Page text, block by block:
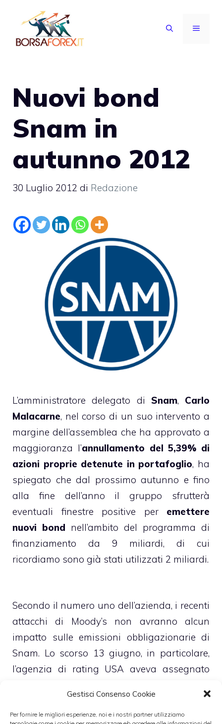
Gestisci Consenso Cookie
Per fornire le migliori esperienze, noi e i nostri partner utilizziamo
contenuto
MENU
Nuovi bond
Snam in
autunno 2012
30 Luglio 2012 di Redazione
L’amministratore delegato di Snam, Carlo
Malacarne, nel corso di un suo intervento a
margine dell’assemblea che ha approvato a
maggioranza l’annullamento del 5,39% di
azioni proprie detenute in portafoglio, ha
spiegato che dal prossimo autunno e fino
alla fine dell’anno il gruppo sfrutterà
eventuali finestre positive per emettere
nuovi bond nell’ambito del programma di
finanziamento da 9 miliardi, di cui
ricordiamo sono già stati utilizzati 2 miliardi.
Secondo il numero uno dell’azienda, i recenti
attacchi di Moody’s non avranno alcun
impatto sulle emissioni obbligazionarie di
Snam. Lo scorso 13 giugno, in particolare,
l’agenzia di rating USA aveva assegnato
S&P aveva proposto un giudizio A-. Secondo
Malacarne, tuttavia, le agenzie di rating non